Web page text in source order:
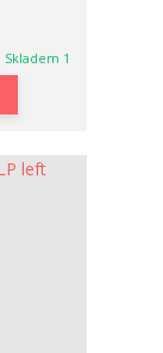
Skladem 1